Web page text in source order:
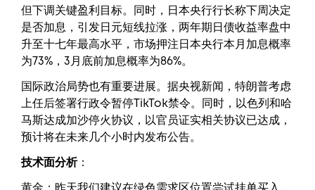
但下调关键盈利目标。同时，日本央行行长称下周决定
是否加息，引发日元短线拉涨，两年期日债收益率盘中
升至十七年最高水平，市场押注日本央行本月加息概率
为73%，3月底前加息概率为86%。
国际政治局势也有重要进展。据央视新闻，特朗普考虑
上任后签署行政令暂停TikTok禁令。同时，以色列和哈
马斯达成加沙停火协议，以官员证实相关协议已达成，
预计将在未来几个小时内发布公告。
技术面分析：